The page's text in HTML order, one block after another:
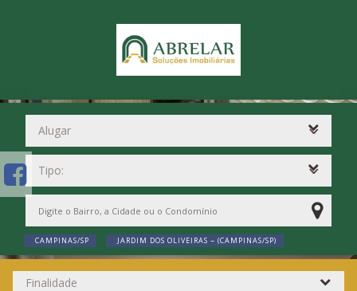
CAMPINAS/SP JARDIM DOS OLIVEIRAS ~ (CAMPINAS/SP)